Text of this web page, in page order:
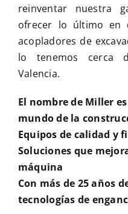
reinventar nuestra
ofrecer lo último en
acopladores de
lo tenemos cerca
Valencia.
El nombre de Miller
mundo de la
Equipos de calidad y
Soluciones que
máquina
Con más de 25 años
tecnologías de